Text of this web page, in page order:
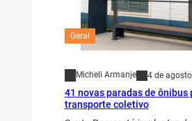
Geral
Micheli Armanje 4 de
41 novas paradas de ônibus
transporte coletivo